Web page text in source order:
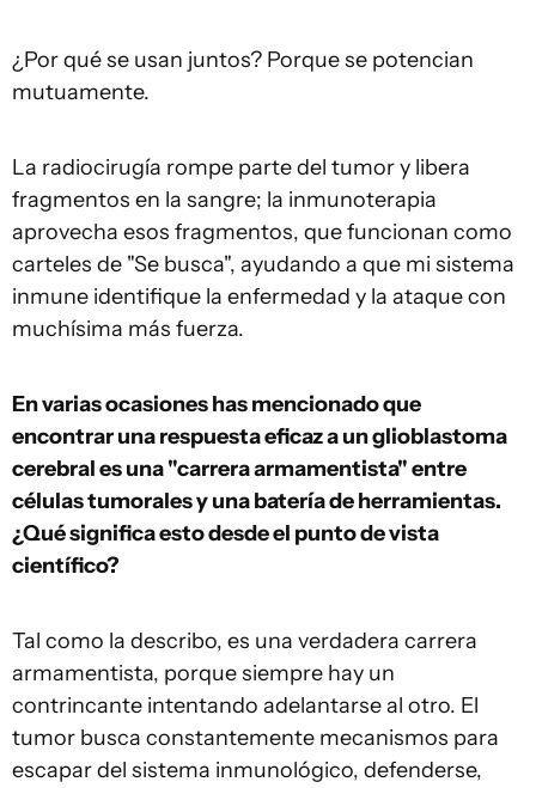
¿Por qué se usan juntos? Porque se potencian
mutuamente.
La radiocirugía rompe parte del tumor y libera
fragmentos en la sangre; la inmunoterapia
aprovecha esos fragmentos, que funcionan como
carteles de "Se busca", ayudando a que mi sistema
inmune identifique la enfermedad y la ataque con
muchísima más fuerza.
En varias ocasiones has mencionado que
encontrar una respuesta eficaz a un glioblastoma
cerebral es una "carrera armamentista" entre
células tumorales y una batería de herramientas.
¿Qué significa esto desde el punto de vista
científico?
Tal como la describo, es una verdadera carrera
armamentista, porque siempre hay un
contrincante intentando adelantarse al otro. El
tumor busca constantemente mecanismos para
escapar del sistema inmunológico, defenderse,